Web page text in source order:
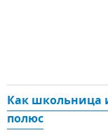
Как школьница
полюс